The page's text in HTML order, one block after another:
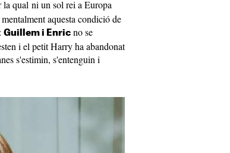
la qual ni un sol rei a Europa
aquesta condició de
Guillem i Enric no se
i el petit Harry ha abandonat
s'estimin, s'entenguin i